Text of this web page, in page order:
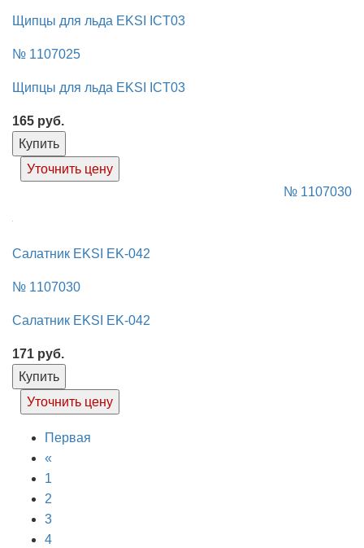
Щипцы для льда EKSI ICT03
№ 1107025
Щипцы для льда EKSI ICT03
165 руб.
Купить
Уточнить цену
№ 1107030
Салатник EKSI EK-042
№ 1107030
Салатник EKSI EK-042
171 руб.
Купить
Уточнить цену
Первая
«
1
2
3
4